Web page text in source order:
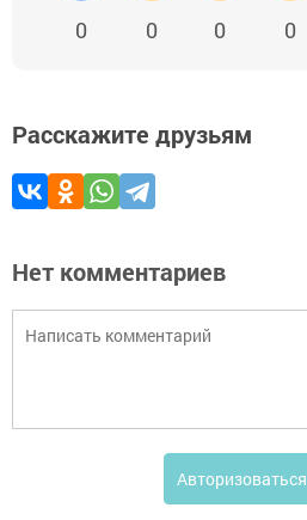
0 0 0 0
Расскажите друзьям
Нет комментариев
Авторизоваться